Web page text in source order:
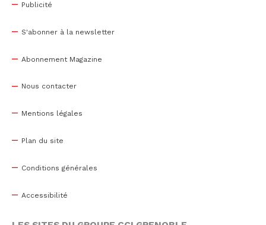
Publicité
S'abonner à la newsletter
Abonnement Magazine
Nous contacter
Mentions légales
Plan du site
Conditions générales
Accessibilité